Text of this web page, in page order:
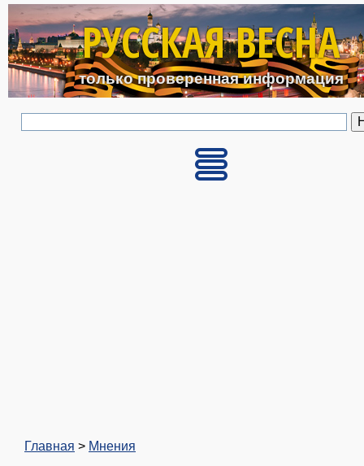
Перейти к основному
РУССКАЯ ВЕСНА
только проверенная информация
Главная > Мнения